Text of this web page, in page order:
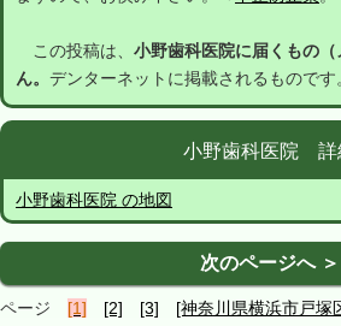
この投稿は、 小野歯科医院に届くもの
ん。 デンターネットに掲載されるものです
小野歯科医院 詳
小野歯科医院 の地図
次のページへ ＞
ページ [1] [2] [3] [神奈川県横浜市戸塚